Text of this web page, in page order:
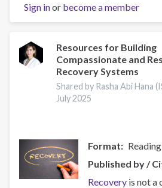
Congreso
Internacional
Adicciones
de
Centros
de
Integración
anfitriona
de
ISSUP
México
Sign inor become a member
Resources for Building
Compassionate and
Recovery Systems
Shared by Rasha Abi Hana
July 2025
Format
Published by /
Recovery is not a